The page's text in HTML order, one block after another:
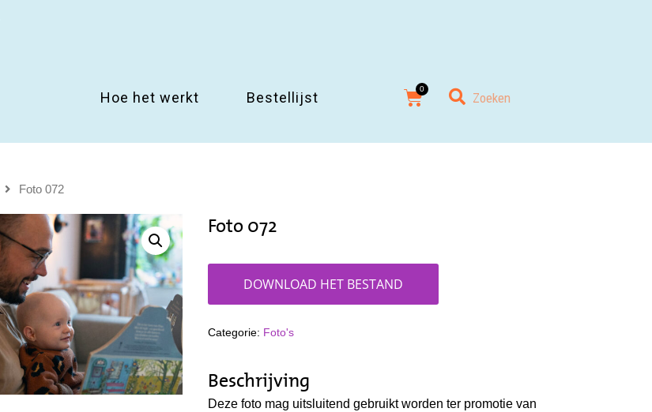
Hoe het werkt Bestellijst
Foto 072
Foto 072
DOWNLOAD HET BESTAND
Categorie: Foto's
Beschrijving
Deze foto mag uitsluitend gebruikt worden ter promotie van